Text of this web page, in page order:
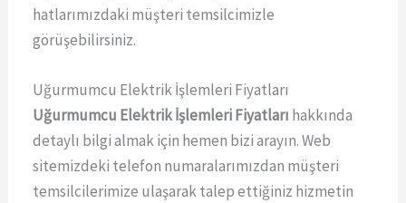
hatlarımızdaki müşteri temsilcimizle
görüşebilirsiniz.
Uğurmumcu Elektrik İşlemleri Fiyatları
Uğurmumcu Elektrik İşlemleri Fiyatları hakkında
detaylı bilgi almak için hemen bizi arayın. Web
sitemizdeki telefon numaralarımızdan müşteri
temsilcilerimize ulaşarak talep ettiğiniz hizmetin